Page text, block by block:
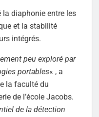
la diaphonie entre les
et la stabilité
intégrés.
peu exploré par
portables« , a
la faculté du
de l’école Jacobs.
de la détection